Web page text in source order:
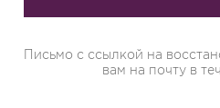
Письмо с ссылкой на
вам на почту в